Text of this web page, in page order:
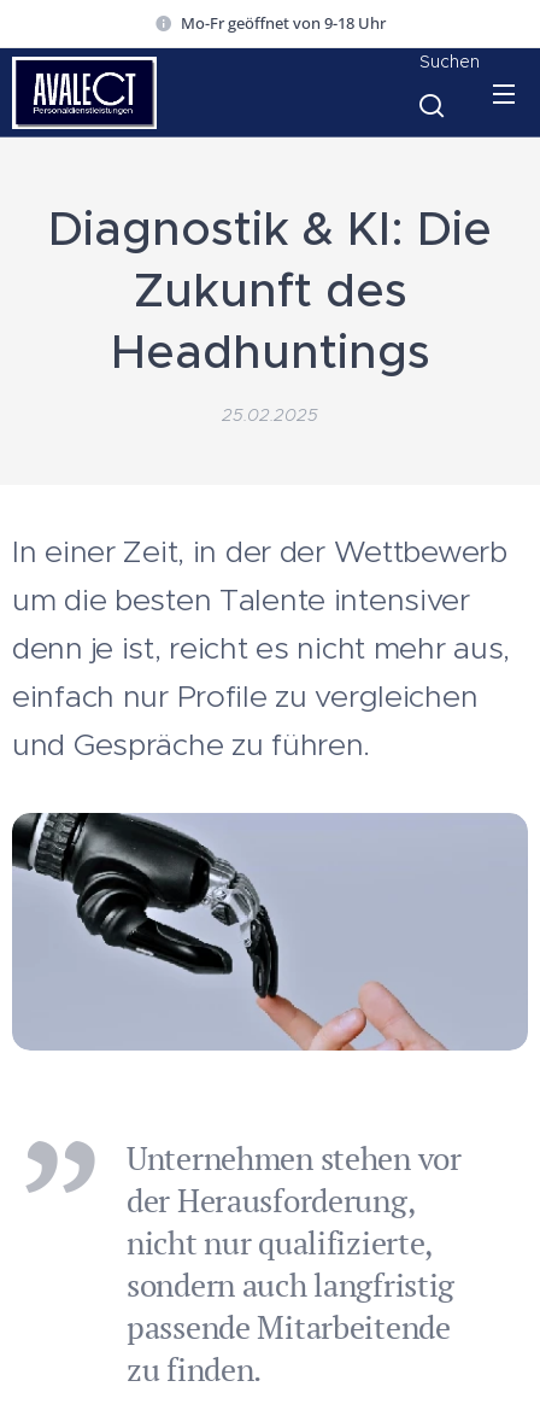
Mo-Fr geöffnet von 9-18 Uhr
Suchen
Diagnostik & KI: Die
Zukunft des
Headhuntings
25.02.2025
In einer Zeit, in der der Wettbewerb
um die besten Talente intensiver
denn je ist, reicht es nicht mehr aus,
einfach nur Profile zu vergleichen
und Gespräche zu führen.
Unternehmen stehen vor
der Herausforderung,
nicht nur qualifizierte,
sondern auch langfristig
passende Mitarbeitende
zu finden.